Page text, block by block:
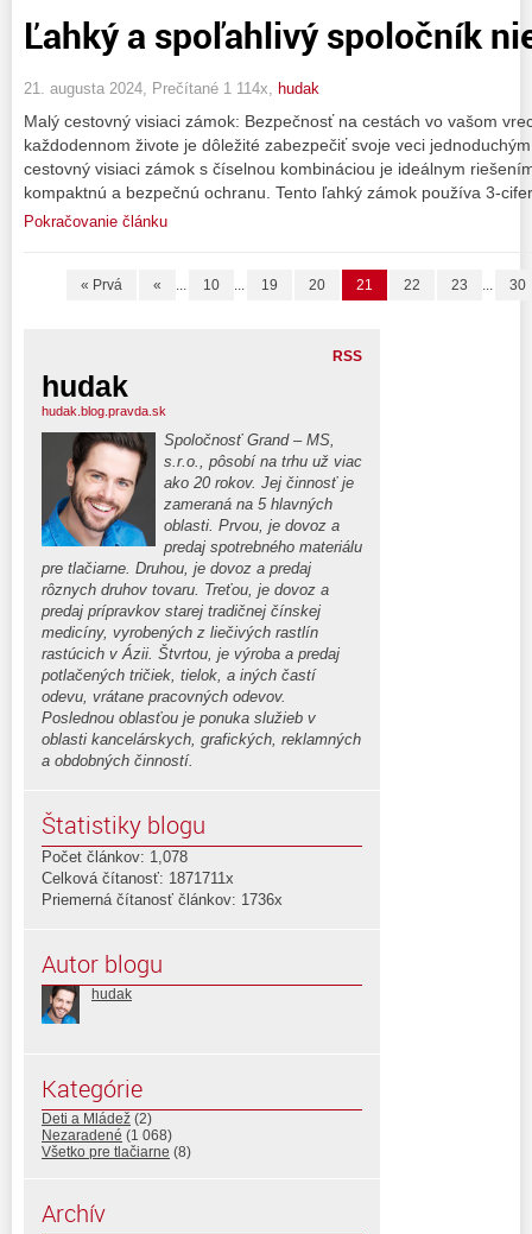
Ľahký a spoľahlivý spoločník
21. augusta 2024, Prečítané 1 114x, hudak
Malý cestovný visiaci zámok: Bezpečnosť na cestách vo vašom
každodennom živote je dôležité zabezpečiť svoje veci
cestovný visiaci zámok s číselnou kombináciou je ideálnym
kompaktnú a bezpečnú ochranu. Tento ľahký zámok používa 3-
Pokračovanie článku
« Prvá « ... 10 ... 19 20 21 22 23 ... 30
RSS
hudak
hudak.blog.pravda.sk
Spoločnosť Grand – MS,
s.r.o., pôsobí na trhu už viac
ako 20 rokov. Jej činnosť je
zameraná na 5 hlavných
oblasti. Prvou, je dovoz a
predaj spotrebného materiálu
pre tlačiarne. Druhou, je dovoz a predaj
rôznych druhov tovaru. Treťou, je dovoz a
predaj prípravkov starej tradičnej čínskej
medicíny, vyrobených z liečivých rastlín
rastúcich v Ázii. Štvrtou, je výroba a predaj
potlačených tričiek, tielok, a iných častí
odevu, vrátane pracovných odevov.
Poslednou oblasťou je ponuka služieb v
oblasti kancelárskych, grafických, reklamných
a obdobných činností.
Štatistiky blogu
Počet článkov: 1,078
Celková čítanosť: 1871711x
Priemerná čítanosť článkov: 1736x
Autor blogu
hudak
Kategórie
Deti a Mládež (2)
Nezaradené (1 068)
Všetko pre tlačiarne (8)
Archív